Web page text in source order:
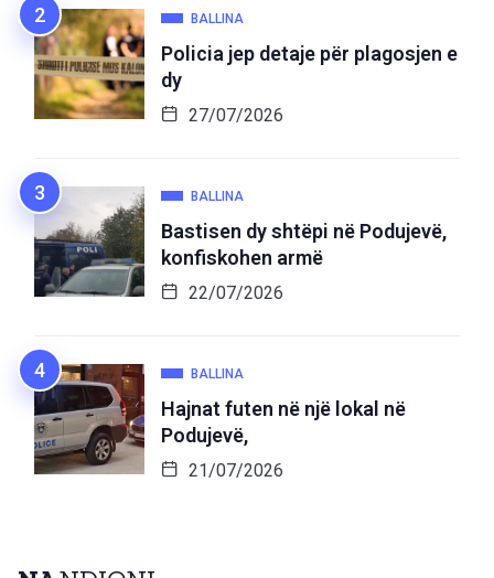
BALLINA
Policia jep detaje për plagosjen e
dy
27/07/2026
BALLINA
Bastisen dy shtëpi në Podujevë,
konfiskohen armë
22/07/2026
BALLINA
Hajnat futen në një lokal në
Podujevë,
21/07/2026